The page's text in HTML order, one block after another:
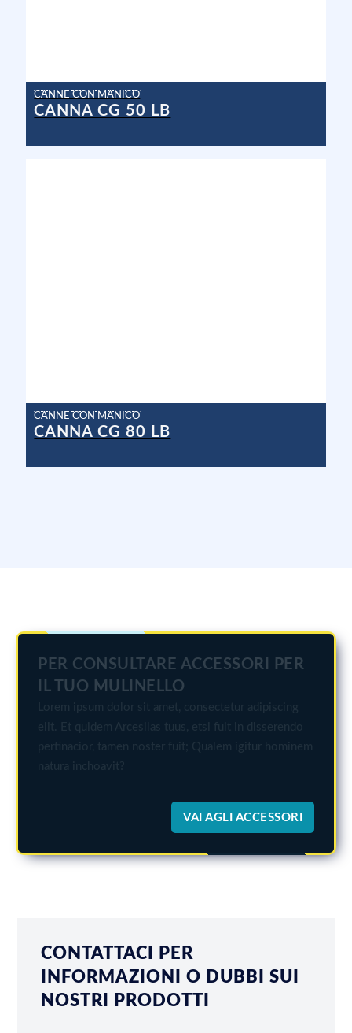
CANNE CON MANICO
CANNA CG 50 LB
CANNE CON MANICO
CANNA CG 80 LB
PER CONSULTARE ACCESSORI PER
IL TUO MULINELLO
VAI AGLI ACCESSORI
CONTATTACI PER
INFORMAZIONI O DUBBI SUI
NOSTRI PRODOTTI